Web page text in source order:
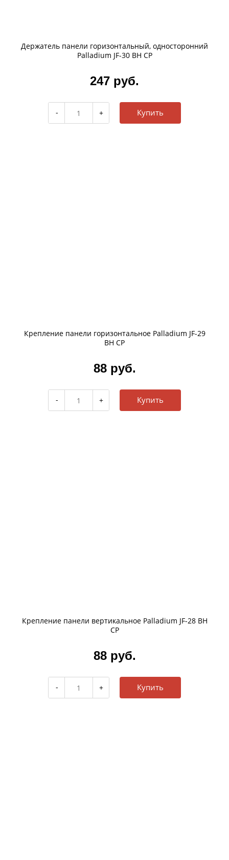
Держатель панели горизонтальный, односторонний
Palladium JF-30 BH CP
247 руб.
Купить
Крепление панели горизонтальное Palladium JF-29
BH CP
88 руб.
Купить
Крепление панели вертикальное Palladium JF-28 BH
CP
88 руб.
Купить